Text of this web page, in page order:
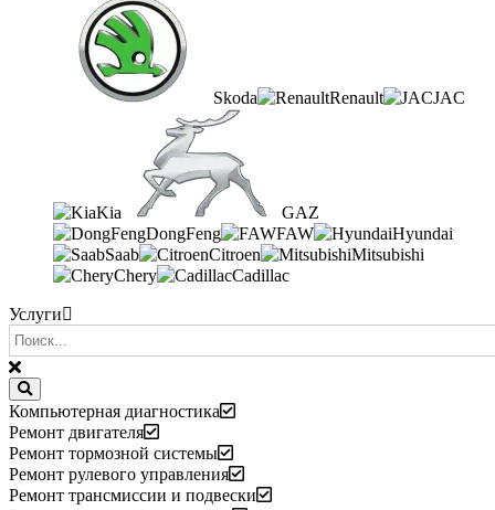
Skoda Renault JAC
Kia
GAZ
DongFeng
FAW
Hyundai
Saab
Citroen
Mitsubishi
Chery
Cadillac
Услуги
Компьютерная диагностика
Ремонт двигателя
Ремонт тормозной системы
Ремонт рулевого управления
Ремонт трансмиссии и подвески